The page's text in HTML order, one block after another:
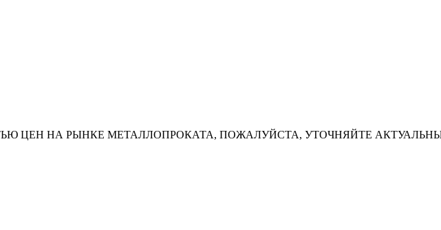
ЦЕН НА РЫНКЕ МЕТАЛЛОПРОКАТА, ПОЖАЛУЙСТА, УТОЧНЯЙТЕ